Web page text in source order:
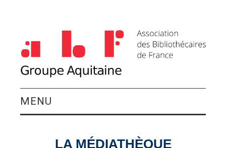
MENU
LA MÉDIATHÈQUE